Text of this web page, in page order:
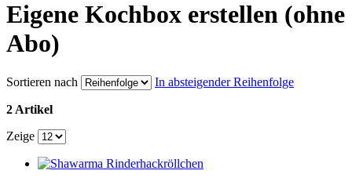
Eigene Kochbox erstellen (ohne
Abo)
Sortieren nach In absteigender Reihenfolge
2 Artikel
Zeige